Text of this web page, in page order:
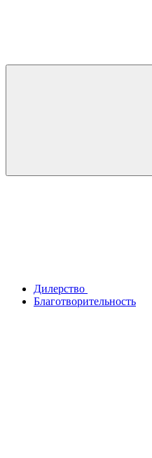
Дилерство
Благотворительность